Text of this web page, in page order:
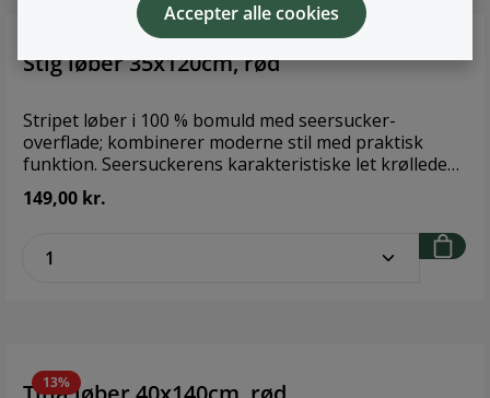
Stig løber 35x120cm, rød
Stripet løber i 100 % bomuld med seersucker-
overflade; kombinerer moderne stil med praktisk
funktion. Seersuckerens karakteristiske let krøllede
struktur giver løberen en luftig fornemmelse og en
naturlig afslappet elegance. Brand:
FondacoStørrelse: 35x120cmMateriale: 100% bomuld
149,00 kr.
13%
Accepter alle cookies